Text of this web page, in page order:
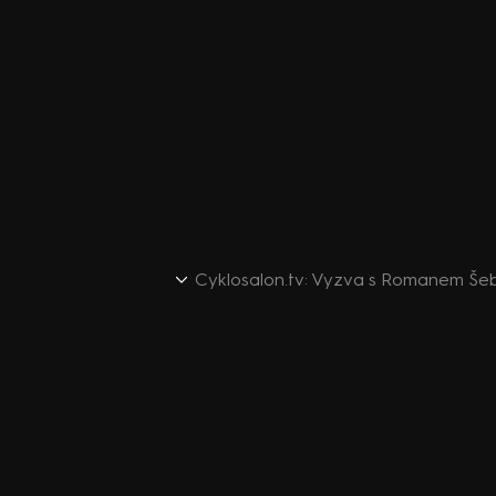
Cyklosalon.tv: Vyzva s Romanem